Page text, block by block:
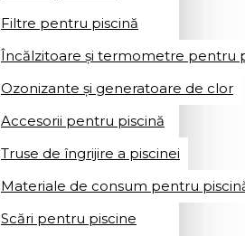
Filtre pentru piscină
Încălzitoare și termometre pentru
Ozonizante și generatoare de clor
Accesorii pentru piscină
Truse de îngrijire a piscinei
Materiale de consum pentru
Scări pentru piscine